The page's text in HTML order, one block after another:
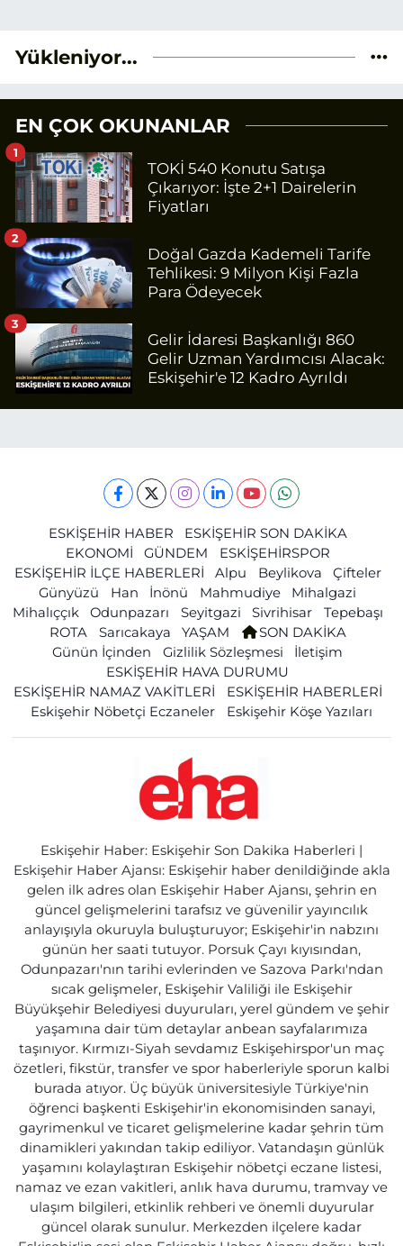
Yükleniyor...
EN ÇOK OKUNANLAR
TOKİ 540 Konutu Satışa
Çıkarıyor: İşte 2+1 Dairelerin
Fiyatları
1
Doğal Gazda Kademeli Tarife
Tehlikesi: 9 Milyon Kişi Fazla
Para Ödeyecek
2
Gelir İdaresi Başkanlığı 860
Gelir Uzman Yardımcısı Alacak:
Eskişehir'e 12 Kadro Ayrıldı
3
ESKİŞEHİR HABER
ESKİŞEHİR SON DAKİKA
EKONOMİ
GÜNDEM
ESKİŞEHİRSPOR
ESKİŞEHİR İLÇE HABERLERİ
Alpu Beylikova
Çifteler
Günyüzü
Han İnönü Mahmudiye
Mihalgazi
Mihalıççık
Odunpazarı Seyitgazi Sivrihisar
Tepebaşı
ROTA
Sarıcakaya YAŞAM
SON DAKİKA
Günün İçinden
Gizlilik Sözleşmesi
İletişim
ESKİŞEHİR HAVA DURUMU
ESKİŞEHİR NAMAZ VAKİTLERİ
ESKİŞEHİR HABERLERİ
Eskişehir Nöbetçi Eczaneler
Eskişehir Köşe Yazıları
Eskişehir Haber: Eskişehir Son Dakika Haberleri |
Eskişehir Haber Ajansı: Eskişehir haber denildiğinde akla
gelen ilk adres olan Eskişehir Haber Ajansı, şehrin en
güncel gelişmelerini tarafsız ve güvenilir yayıncılık
anlayışıyla okuruyla buluşturuyor; Eskişehir'in nabzını
günün her saati tutuyor. Porsuk Çayı kıyısından,
Odunpazarı'nın tarihi evlerinden ve Sazova Parkı'ndan
sıcak gelişmeler, Eskişehir Valiliği ile Eskişehir
Büyükşehir Belediyesi duyuruları, yerel gündem ve şehir
yaşamına dair tüm detaylar anbean sayfalarımıza
taşınıyor. Kırmızı-Siyah sevdamız Eskişehirspor'un maç
özetleri, fikstür, transfer ve spor haberleriyle sporun kalbi
burada atıyor. Üç büyük üniversitesiyle Türkiye'nin
öğrenci başkenti Eskişehir'in ekonomisinden sanayi,
gayrimenkul ve ticaret gelişmelerine kadar şehrin tüm
dinamikleri yakından takip ediliyor. Vatandaşın günlük
yaşamını kolaylaştıran Eskişehir nöbetçi eczane listesi,
namaz ve ezan vakitleri, anlık hava durumu, tramvay ve
ulaşım bilgileri, etkinlik rehberi ve önemli duyurular
güncel olarak sunulur. Merkezden ilçelere kadar